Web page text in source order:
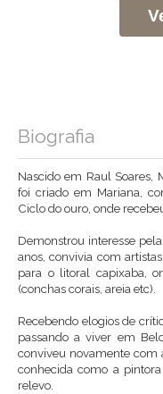
Biografia
Nascido em Raul Soares,
foi criado em Mariana,
Ciclo do ouro, onde
Demonstrou interesse
anos, convivia com
para o litoral capixaba,
(conchas corais, areia etc).
Recebendo elogios de
passando a viver em
conviveu novamente com
conhecida como a
relevo.